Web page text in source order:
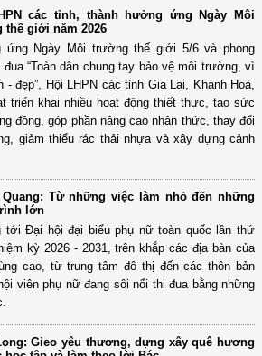
các tỉnh, thành hưởng ứng Ngày Môi
thế giới năm 2026
ứng Ngày Môi trường thế giới 5/6 và phong
đua “Toàn dân chung tay bảo vệ môi trường, vì
đẹp”, Hội LHPN các tỉnh Gia Lai, Khánh Hoà,
triển khai nhiều hoạt động thiết thực, tạo sức
đồng, góp phần nâng cao nhận thức, thay đổi
giảm thiểu rác thải nhựa và xây dựng cảnh
Quang: Từ những việc làm nhỏ đến những
lớn
tới Đại hội đại biểu phụ nữ toàn quốc lần thứ
kỳ 2026 - 2031, trên khắp các địa bàn của
cao, từ trung tâm đô thị đến các thôn bản
viên phụ nữ đang sôi nổi thi đua bằng những
Gieo yêu thương, dựng xây quê hương